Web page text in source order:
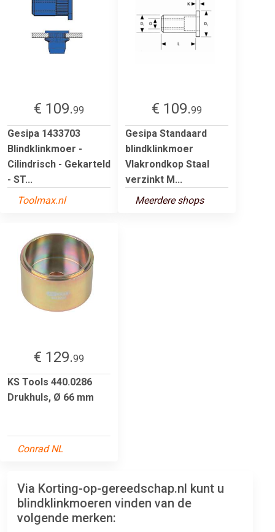
€ 109.99
Gesipa 1433703
Blindklinkmoer -
Cilindrisch - Gekarteld
- ST...
Toolmax.nl
€ 109.99
Gesipa Standaard
blindklinkmoer
Vlakrondkop Staal
verzinkt M...
Meerdere shops
€ 129.99
KS Tools 440.0286
Drukhuls, Ø 66 mm
Conrad NL
Via Korting-op-gereedschap.nl kunt u
blindklinkmoeren vinden van de
volgende merken: